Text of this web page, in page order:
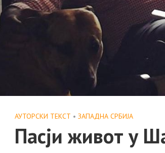
АУТОРСКИ ТЕКСТ • ЗАПАДНА СРБИЈА
Пасји живот у